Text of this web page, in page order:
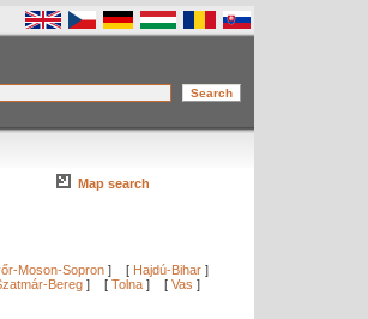
Map search
Moson-Sopron ] [ Hajdú-Bihar ]
Bereg ] [ Tolna ] [ Vas ]